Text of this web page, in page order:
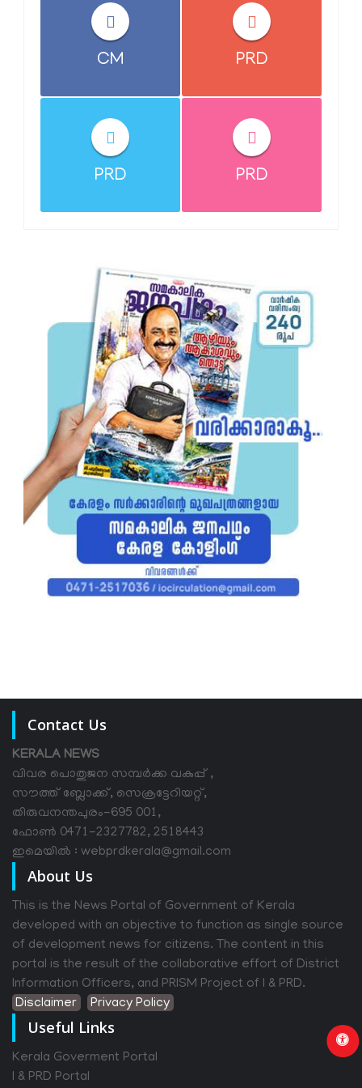
CM PRD
PRD PRD
Contact Us
KERALA NEWS
വിവര പൊതുജന സമ്പര്‍ക്ക വകുപ്പ് ,
സൗത്ത് ബ്ലോക്ക്, സെക്രട്ടേറിയറ്റ്,
തിരുവനന്തപുരം-695 001,
ഫോൺ 0471-2327782, 2518443
ഇമെയിൽ : webprdkerala@gmail.com
About Us
This is the News Portal of Government of Kerala
developed with an objective to function as single source
of development news for citizens. The content in this
portal is the result of the collaborative effort of District
Information Officers, and PRISM Project of I & PRD.
Disclaimer
Privacy Policy
Useful Links
Kerala Goverment Portal
I & PRD Portal